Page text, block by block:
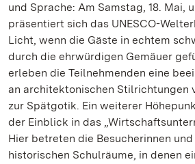
und Sprache: Am Samstag, 18. Mai,
präsentiert sich das UNESCO-
Licht, wenn die Gäste in echtem
durch die ehrwürdigen Gemäuer
erleben die Teilnehmenden eine
an architektonischen Stilrichtungen
zur Spätgotik. Ein weiterer
der Einblick in das
Hier betreten die Besucherinnen
historischen Schulräume, in denen